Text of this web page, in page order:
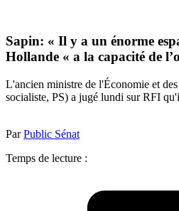
Sapin: « Il y a un énorme
Hollande « a la capacité de
L'ancien ministre de l'Économie et
socialiste, PS) a jugé lundi sur RFI
ParPublic Sénat
Temps de lecture :